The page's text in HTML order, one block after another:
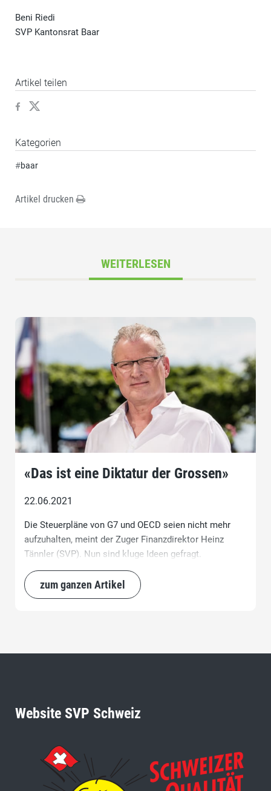
Beni Riedi
SVP Kantonsrat Baar
Artikel teilen
Kategorien
#baar
Artikel drucken
WEITERLESEN
«Das ist eine Diktatur der Grossen»
22.06.2021
Die Steuerpläne von G7 und OECD seien nicht mehr
aufzuhalten, meint der Zuger Finanzdirektor Heinz
Tännler (SVP). Nun sind kluge Ideen gefragt.
zum ganzen Artikel
Website SVP Schweiz